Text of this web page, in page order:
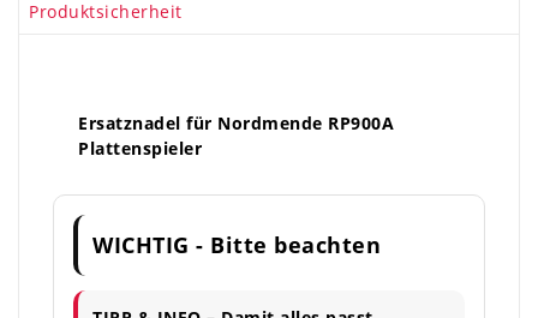
Produktsicherheit
Ersatznadel für Nordmende RP900A
Plattenspieler
WICHTIG - Bitte beachten